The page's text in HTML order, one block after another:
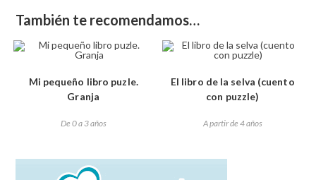
También te recomendamos…
Mi pequeño libro puzle.
Granja
De 0 a 3 años
El libro de la selva (cuento
con puzzle)
A partir de 4 años